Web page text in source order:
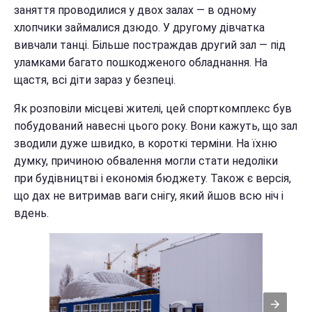
заняття проводилися у двох залах — в одному
хлопчики займалися дзюдо. У другому дівчатка
вивчали танці. Більше постраждав другий зал — під
уламками багато пошкодженого обладнання. На
щастя, всі діти зараз у безпеці.
Як розповіли місцеві жителі, цей спорткомплекс був
побудований навесні цього року. Вони кажуть, що зал
зводили дуже швидко, в короткі терміни. На їхню
думку, причиною обвалення могли стати недоліки
при будівництві і економія бюджету. Також є версія,
що дах не витримав ваги снігу, який йшов всю ніч і
вдень.